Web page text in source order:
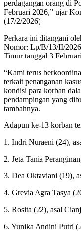
perdagangan orang di
Februari 2026,” ujar
(17/2/2026)
Perkara ini ditangani
Nomor: Lp/B/13/II/
Timur tanggal 3
“Kami terus
terkait penanganan
kondisi para korban
pendampingan yang
tambahnya.
Adapun ke-13 korban
1. Indri Nuraeni (24),
2. Jeta Tania
3. Dea Oktaviani (19),
4. Grevia Agra Tasya
5. Rosita (22), asal
6. Yunika Andini Putri